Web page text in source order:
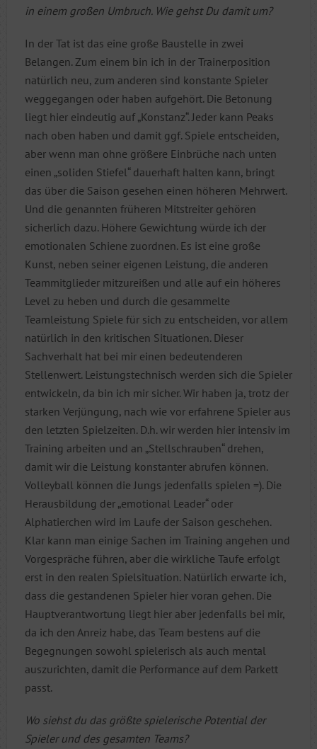
in einem großen Umbruch. Wie gehst Du damit um?
In der Tat ist das eine große Baustelle in zwei
Belangen. Zum einem bin ich in der Trainerposition
natürlich neu, zum anderen sind konstante Spieler
weggegangen oder haben aufgehört. Die Betonung
liegt hier eindeutig auf „Konstanz“. Jeder kann Peaks
nach oben haben und damit ggf. Spiele entscheiden,
aber wenn man ohne größere Einbrüche nach unten
einen „soliden Stiefel“ dauerhaft halten kann, bringt
das über die Saison gesehen einen höheren Mehrwert.
Und die genannten früheren Mitstreiter gehören
sicherlich dazu. Höhere Gewichtung würde ich der
emotionalen Schiene zuordnen. Es ist eine große
Kunst, neben seiner eigenen Leistung, die anderen
Teammitglieder mitzureißen und alle auf ein höheres
Level zu heben und durch die gesammelte
Teamleistung Spiele für sich zu entscheiden, vor allem
natürlich in den kritischen Situationen. Dieser
Sachverhalt hat bei mir einen bedeutenderen
Stellenwert. Leistungstechnisch werden sich die Spieler
entwickeln, da bin ich mir sicher. Wir haben ja, trotz der
starken Verjüngung, nach wie vor erfahrene Spieler aus
den letzten Spielzeiten. D.h. wir werden hier intensiv im
Training arbeiten und an „Stellschrauben“ drehen,
damit wir die Leistung konstanter abrufen können.
Volleyball können die Jungs jedenfalls spielen =). Die
Herausbildung der „emotional Leader“ oder
Alphatierchen wird im Laufe der Saison geschehen.
Klar kann man einige Sachen im Training angehen und
Vorgespräche führen, aber die wirkliche Taufe erfolgt
erst in den realen Spielsituation. Natürlich erwarte ich,
dass die gestandenen Spieler hier voran gehen. Die
Hauptverantwortung liegt hier aber jedenfalls bei mir,
da ich den Anreiz habe, das Team bestens auf die
Begegnungen sowohl spielerisch als auch mental
auszurichten, damit die Performance auf dem Parkett
passt.
Wo siehst du das größte spielerische Potential der
Spieler und des gesamten Teams?